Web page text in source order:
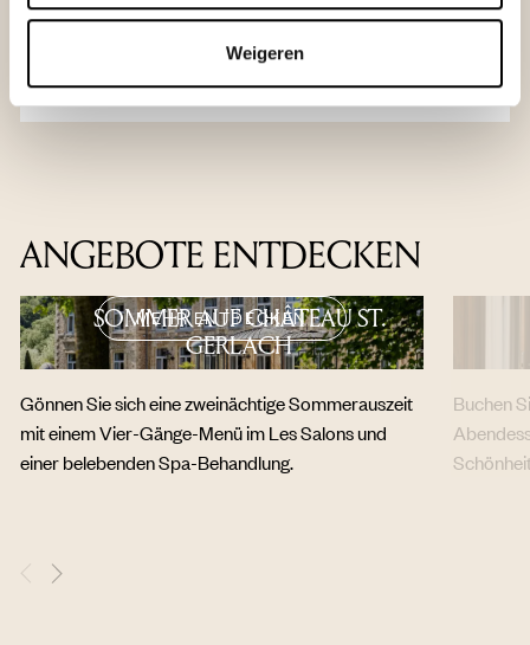
Weigeren
ANGEBOTE ENTDECKEN
SOMMER AUF CHÂTEAU ST.
GERLACH
MEHR ENTDECKEN
Gönnen Sie sich eine zweinächtige Sommerauszeit
mit einem Vier-Gänge-Menü im Les Salons und
einer belebenden Spa-Behandlung.
Buchen